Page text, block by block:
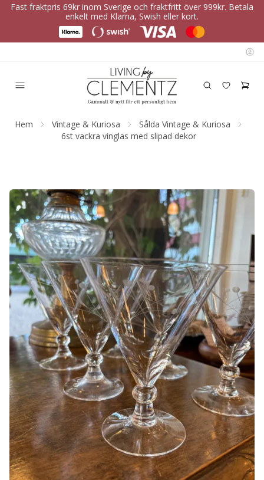
Fast fraktpris 69kr inom Sverige och fraktfritt över 999kr. Betala
enkelt med Klarna, Swish eller kort.
Hem Vintage & Kuriosa
Sålda Vintage & Kuriosa
6st vackra vinglas med slipad dekor